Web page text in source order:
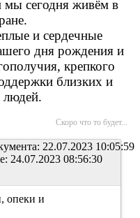
мы сегодня живём в
и сердечные
дня рождения и
крепкого
близких и
Скоро что то будет...
22.07.2023 10:05:59
24.07.2023 08:56:30
опеки и